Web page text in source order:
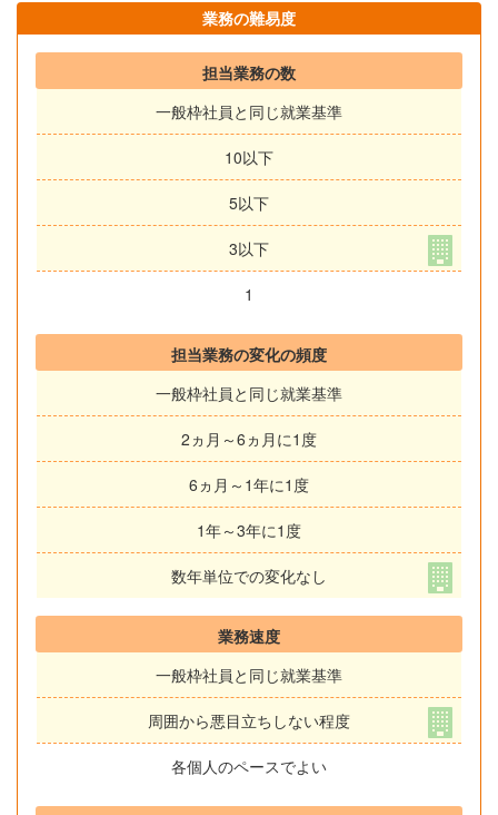
業務の難易度
担当業務の数
一般枠社員と同じ就業基準
10以下
5以下
3以下
1
担当業務の変化の頻度
一般枠社員と同じ就業基準
2ヵ月～6ヵ月に1度
6ヵ月～1年に1度
1年～3年に1度
数年単位での変化なし
業務速度
一般枠社員と同じ就業基準
周囲から悪目立ちしない程度
各個人のペースでよい